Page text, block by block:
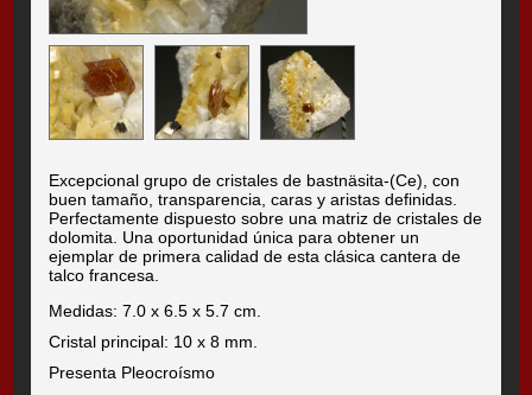
Excepcional grupo de cristales de bastnäsita-(Ce), con
buen tamaño, transparencia, caras y aristas definidas.
Perfectamente dispuesto sobre una matriz de cristales de
dolomita. Una oportunidad única para obtener un
ejemplar de primera calidad de esta clásica cantera de
talco francesa.
Medidas: 7.0 x 6.5 x 5.7 cm.
Cristal principal: 10 x 8 mm.
Presenta Pleocroísmo